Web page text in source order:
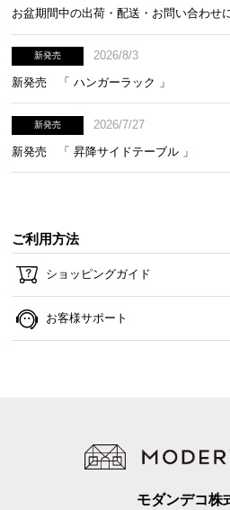
お盆期間中の出荷・配送・お問い合わせ
新発売
2026/8/3
新発売 「 ハンガーラック 」
新発売
2026/7/27
新発売 「 昇降サイドテーブル 」
ご利用方法
ショッピングガイド
お客様サポート
モダンデコ株